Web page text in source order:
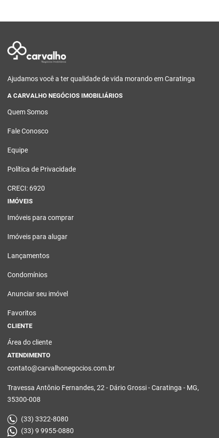
Ajudamos você a ter qualidade de vida morando em Caratinga
A CARVALHO NEGÓCIOS IMOBILIÁRIOS
Quem Somos
Fale Conosco
Equipe
Política de Privacidade
CRECI: 6920
IMÓVEIS
Imóveis para comprar
Imóveis para alugar
Lançamentos
Condomínios
Anunciar seu imóvel
Favoritos
CLIENTE
Área do cliente
ATENDIMENTO
contato@carvalhonegocios.com.br
Travessa Antônio Fernandes, 22 - Dário Grossi - Caratinga - MG,
35300-008
(33) 3322-8080
(33) 9 9955-0880